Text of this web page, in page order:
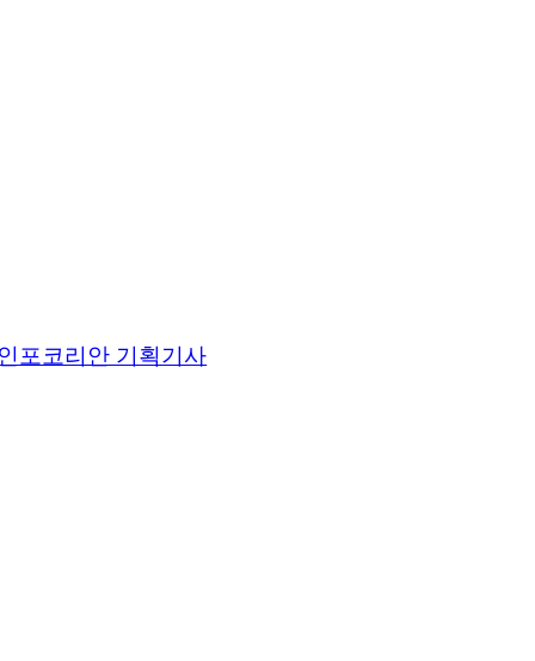
포코리안 기획기사